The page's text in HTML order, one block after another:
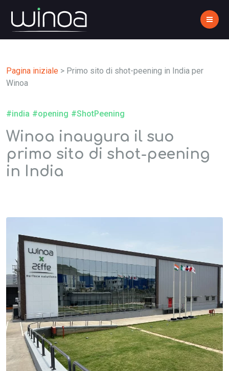
Pagina iniziale > Primo sito di shot-peening in India per
Winoa
#india #opening #ShotPeening
Winoa inaugura il suo
primo sito di shot-peening
in India